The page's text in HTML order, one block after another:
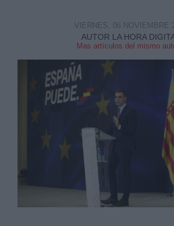
AUTOR LA HORA
Mas artículos del mismo
VIERNES, 06 NOVIEMBRE